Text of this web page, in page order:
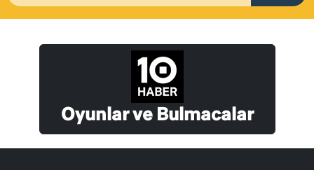
Oyunlar ve Bulmacalar